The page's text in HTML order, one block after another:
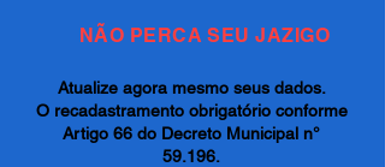
NÃO PERCA SEU JAZIGO
Atualize agora mesmo seus dados.
O recadastramento obrigatório conforme
Artigo 66 do Decreto Municipal n°
59.196.